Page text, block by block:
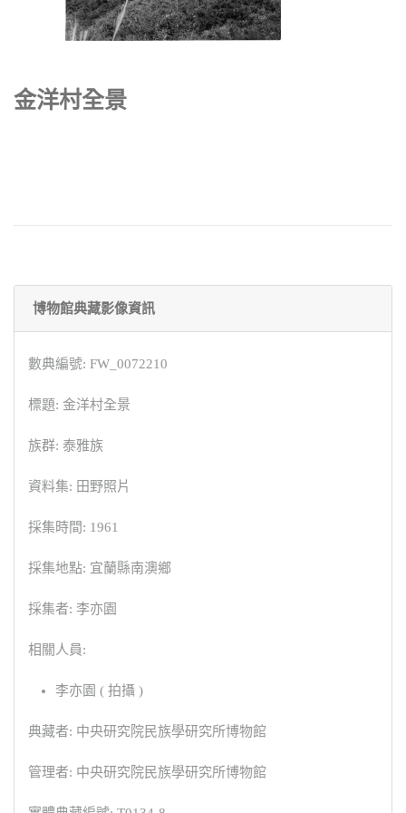
金洋村全景
博物館典藏影像資訊
數典編號: FW_0072210
標題: 金洋村全景
族群: 泰雅族
資料集: 田野照片
採集時間: 1961
採集地點: 宜蘭縣南澳鄉
採集者: 李亦園
相關人員:
李亦園 ( 拍攝 )
典藏者: 中央研究院民族學研究所博物館
管理者: 中央研究院民族學研究所博物館